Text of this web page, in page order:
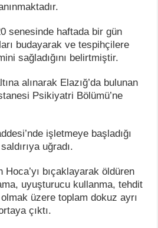
senesinde haftada bir gün
budayarak ve tespihçilere
sağladığını belirtmiştir.
alınarak Elazığ’da bulunan
Psikiyatri Bölümü’ne
işletmeye başladığı
uğradı.
Hoca’yı bıçaklayarak öldüren
uyuşturucu kullanma, tehdit
üzere toplam dokuz ayrı
çıktı.